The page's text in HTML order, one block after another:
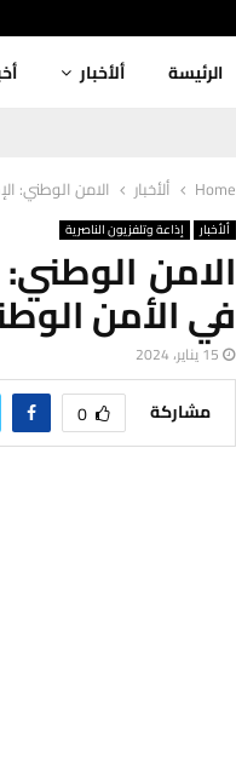
الرئيسة ألأخبار
Home ألأخبار الامن الوطني:
ألأخبار إذاعة وتلفزيون الناصرية
الامن
في الأمن
15 يناير، 2024
مشاركة 0